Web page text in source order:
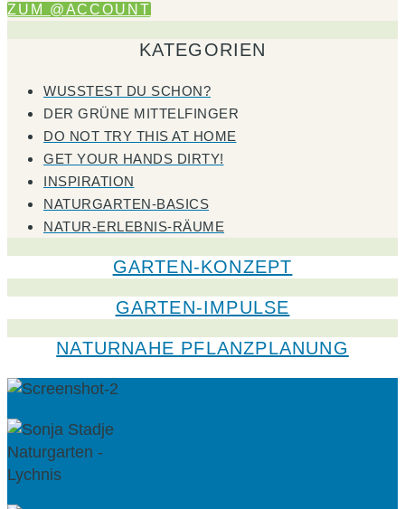
ZUM @ACCOUNT
KATEGORIEN
WUSSTEST DU SCHON?
DER GRÜNE MITTELFINGER
DO NOT TRY THIS AT HOME
GET YOUR HANDS DIRTY!
INSPIRATION
NATURGARTEN-BASICS
NATUR-ERLEBNIS-RÄUME
GARTEN-KONZEPT
GARTEN-IMPULSE
NATURNAHE PFLANZPLANUNG